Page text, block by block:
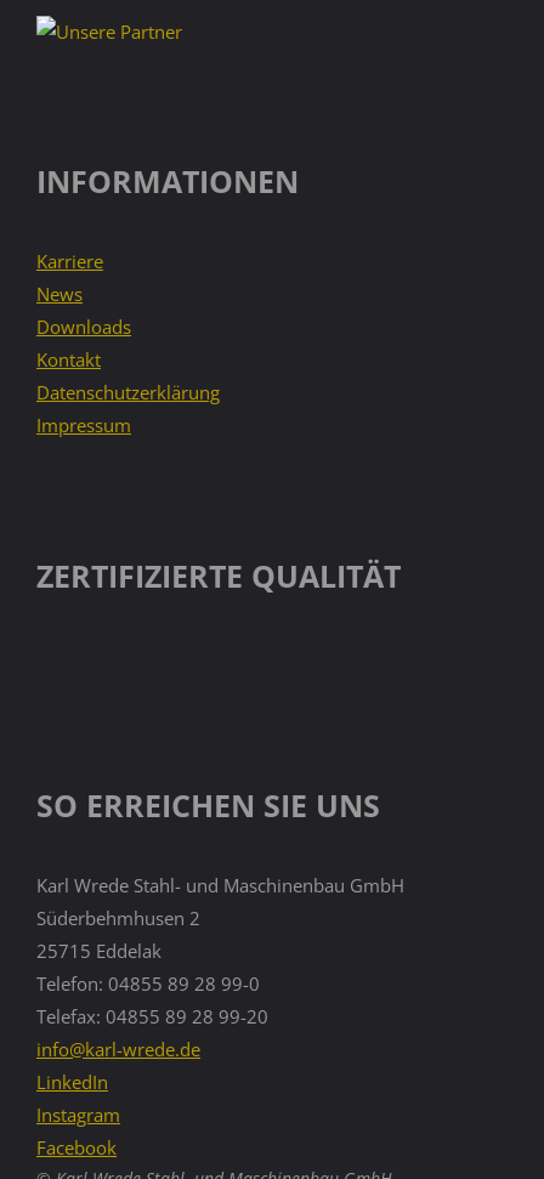
INFORMATIONEN
Karriere
News
Downloads
Kontakt
Datenschutzerklärung
Impressum
ZERTIFIZIERTE QUALITÄT
SO ERREICHEN SIE UNS
Karl Wrede Stahl- und Maschinenbau GmbH
Süderbehmhusen 2
25715 Eddelak
Telefon: 04855 89 28 99-0
Telefax: 04855 89 28 99-20
info@karl-wrede.de
LinkedIn
Instagram
Facebook